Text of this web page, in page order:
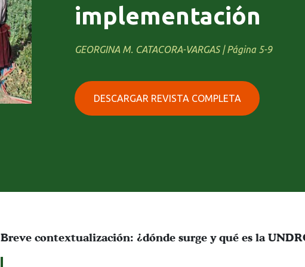
implementación
GEORGINA M. CATACORA-VARGAS | Página 5-9
DESCARGAR REVISTA COMPLETA
Breve contextualización: ¿dónde surge y qué es la